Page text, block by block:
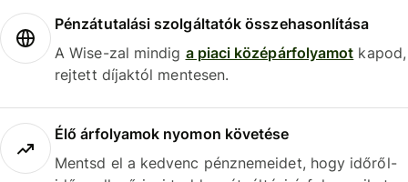
Pénzátutalási szolgáltatók összehasonlítása
A Wise-zal mindig a piaci középárfolyamot kapod,
rejtett díjaktól mentesen.
Élő árfolyamok nyomon követése
Mentsd el a kedvenc pénznemeidet, hogy időről-